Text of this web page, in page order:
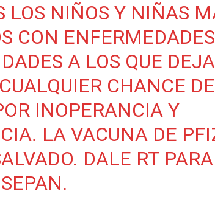
LOS NIÑOS Y NIÑAS
CON
A LOS QUE
CHANCE DE
INOPERANCIA Y
LA VACUNA DE
DALE RT